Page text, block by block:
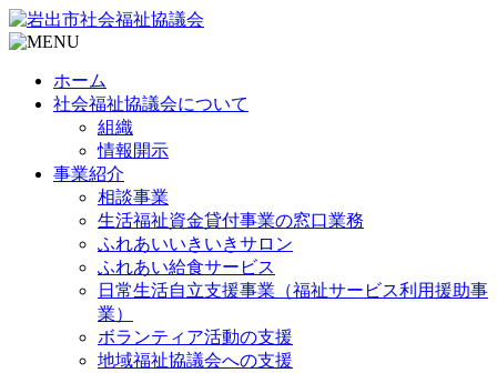
ホーム
社会福祉協議会について
組織
情報開示
事業紹介
相談事業
生活福祉資金貸付事業の窓口業務
ふれあいいきいきサロン
ふれあい給食サービス
日常生活自立支援事業（福祉サービス利用援助事
業）
ボランティア活動の支援
地域福祉協議会への支援